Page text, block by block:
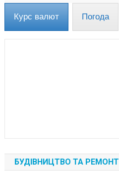
Курс валют Погода
БУДІВНИЦТВО ТА РЕМОНТ